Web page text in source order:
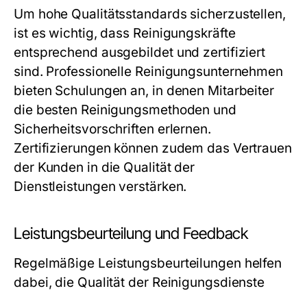
Um hohe Qualitätsstandards sicherzustellen,
ist es wichtig, dass Reinigungskräfte
entsprechend ausgebildet und zertifiziert
sind. Professionelle Reinigungsunternehmen
bieten Schulungen an, in denen Mitarbeiter
die besten Reinigungsmethoden und
Sicherheitsvorschriften erlernen.
Zertifizierungen können zudem das Vertrauen
der Kunden in die Qualität der
Dienstleistungen verstärken.
Leistungsbeurteilung und Feedback
Regelmäßige Leistungsbeurteilungen helfen
dabei, die Qualität der Reinigungsdienste